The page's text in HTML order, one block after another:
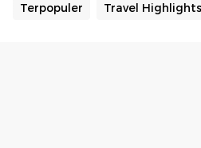
Terpopuler Travel Highlights